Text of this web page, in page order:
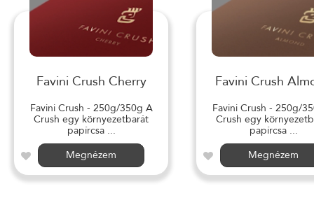
Favini Crush Cherry
Favini Crush - 250g/350g A
Crush egy környezetbarát
papírcsa ...
Megnézem
Favini Crush
Favini Crush - 250g/
Crush egy
papírcsa ...
Megnézem